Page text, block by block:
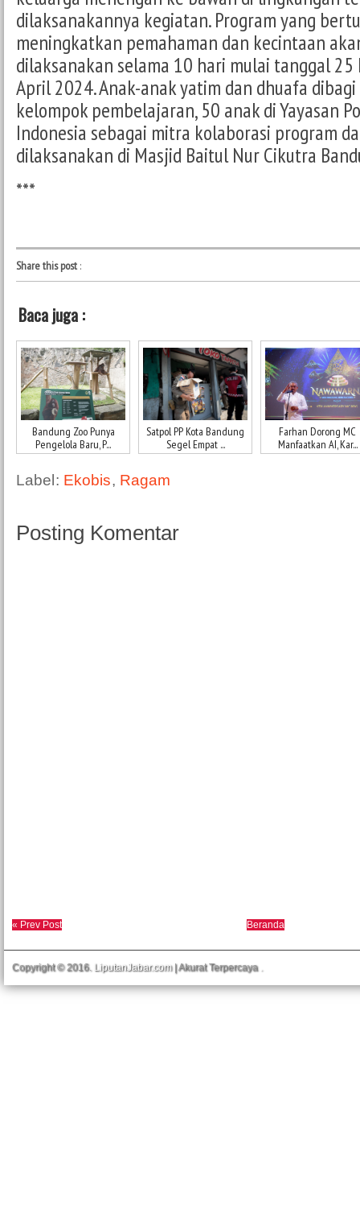
dilaksanakannya kegiatan. Program yang
meningkatkan pemahaman dan kecintaan
dilaksanakan selama 10 hari mulai tanggal
April 2024. Anak-anak yatim dan dhuafa
kelompok pembelajaran, 50 anak di Yayasan
Indonesia sebagai mitra kolaborasi program
dilaksanakan di Masjid Baitul Nur Cikutra
***
Share this post:
Baca juga :
Bandung Zoo Punya
Pengelola Baru, P...
Satpol PP Kota Bandung
Segel Empat ...
Farhan Dorong MC
Manfaatkan AI, Kar...
Label: Ekobis, Ragam
Posting Komentar
« Prev Post Beranda
Copyright © 2016. LiputanJabar.com| Akurat Terpercaya